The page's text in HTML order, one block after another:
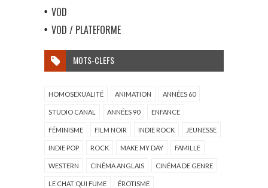
VOD
VOD / PLATEFORME
MOTS-CLEFS
HOMOSEXUALITÉ ANIMATION ANNÉES 60
STUDIO CANAL ANNÉES 90 ENFANCE
FÉMINISME FILM NOIR INDIE ROCK JEUNESSE
INDIE POP ROCK MAKE MY DAY FAMILLE
WESTERN CINÉMA ANGLAIS CINÉMA DE GENRE
LE CHAT QUI FUME ÉROTISME